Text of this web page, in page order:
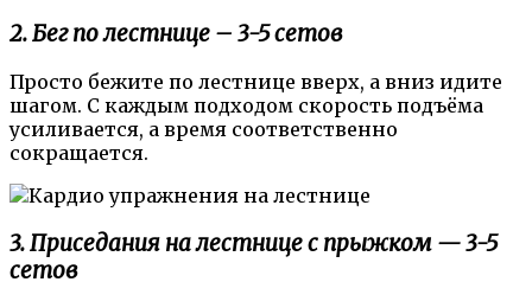
2. Бег по лестнице – 3-5 сетов
Просто бежите по лестнице вверх, а вниз идите
шагом. С каждым подходом скорость подъёма
усиливается, а время соответственно
сокращается.
3. Приседания на лестнице с прыжком — 3-5
сетов